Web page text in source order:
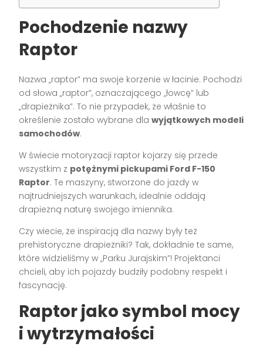
Pochodzenie nazwy
Raptor
Nazwa „raptor” ma swoje korzenie w łacinie. Pochodzi
od słowa „raptor”, oznaczającego „łowcę” lub
„drapieżnika”. To nie przypadek, że właśnie to
określenie zostało wybrane dlawyjątkowych modeli
samochodów.
W świecie motoryzacji raptor kojarzy się przede
wszystkim z potężnymi pickupami Ford F-150
Raptor. Te maszyny, stworzone do jazdy w
najtrudniejszych warunkach, idealnie oddają
drapieżną naturę swojego imiennika.
Czy wiecie, że inspiracją dla nazwy były też
prehistoryczne drapieżniki? Tak, dokładnie te same,
które widzieliśmy w „Parku Jurajskim”! Projektanci
chcieli, aby ich pojazdy budziły podobny respekt i
fascynację.
Raptor jako symbol mocy
i wytrzymałości